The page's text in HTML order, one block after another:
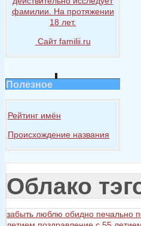
фамилии. На протяжении
18 лет.
Сайт familii.ru
Полезное
Рейтинг имён
Происхождение названия
Облако
забыть люблю обидно печально